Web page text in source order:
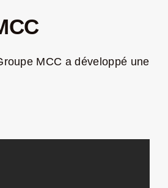
MCC a développé une